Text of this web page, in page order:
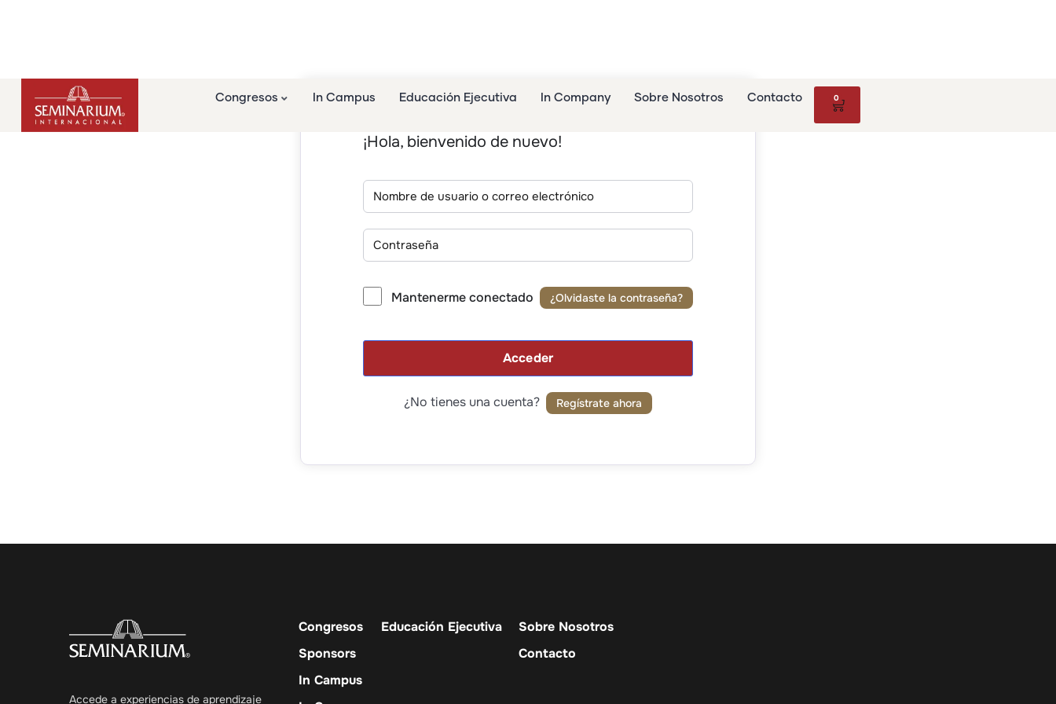
Congresos In Campus Educación Ejecutiva In Company Sobre Nosotros Contacto 0
¡Hola, bienvenido de nuevo!
Mantenerme conectado ¿Olvidaste la contraseña?
Acceder
¿No tienes una cuenta? Regístrate ahora
Accede a experiencias de aprendizaje
Congresos
Sponsors
In Campus
Educación Ejecutiva
Sobre Nosotros
Contacto